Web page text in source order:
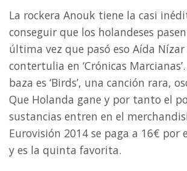
La rockera Anouk tiene la casi
conseguir que los holandeses
última vez que pasó eso Aída
contertulia en ‘Crónicas
baza es ‘Birds’, una canción rara,
Que Holanda gane y por tanto el
sustancias entren en el
Eurovisión 2014 se paga a 16€ por
y es la quinta favorita.